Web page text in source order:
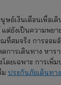
ษย์เงินเดือนเพื่อเ
แต่ยังเป็นความพย
ที่สมจริง การออม
ดการเดินทาง หา
ดยเฉพาะ การเพิ่
ประกันภัยเดินทา